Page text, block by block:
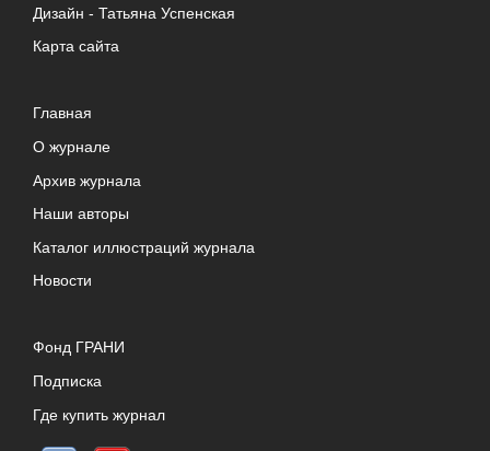
Дизайн - Татьяна Успенская
Карта сайта
Главная
О журнале
Архив журнала
Наши авторы
Каталог иллюстраций журнала
Новости
Фонд ГРАНИ
Подписка
Где купить журнал